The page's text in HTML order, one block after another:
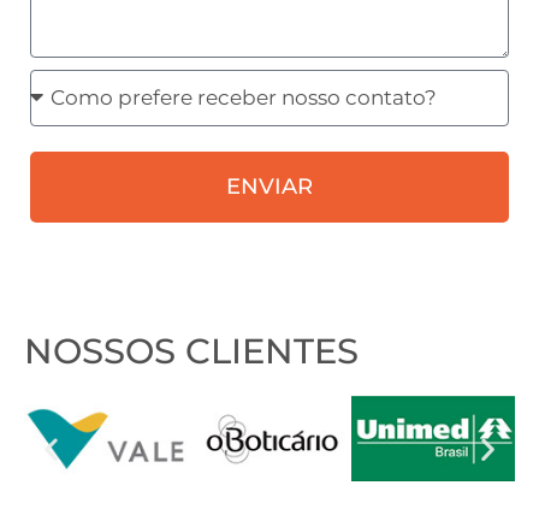
Como
prefere
receber
contato?
ENVIAR
NOSSOS CLIENTES